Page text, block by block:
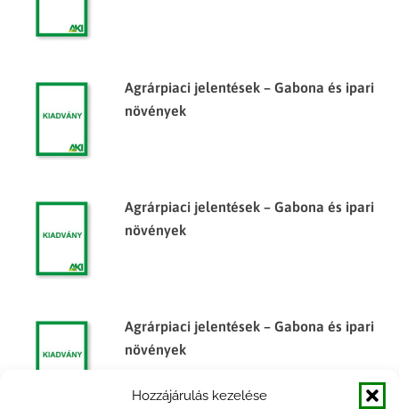
Hozzájárulás kezelése
Agrárpiaci jelentések – Gabona és ipari
növények
Agrárpiaci jelentések – Gabona és ipari
növények
Agrárpiaci jelentések – Gabona és ipari
növények